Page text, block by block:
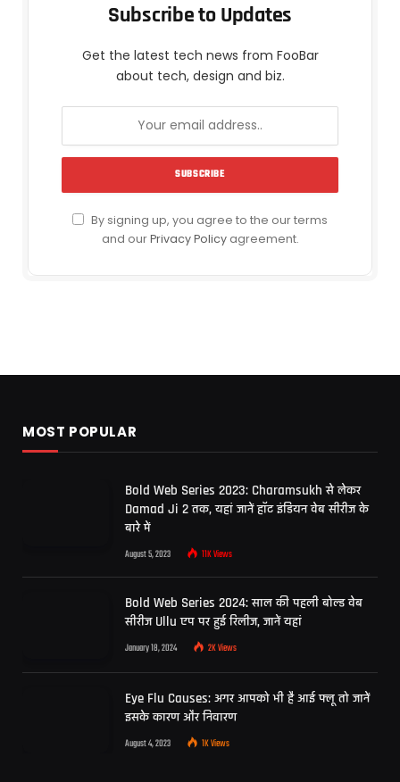
Subscribe to Updates
Get the latest tech news from FooBar
about tech, design and biz.
By signing up, you agree to the our terms
and ourPrivacy Policyagreement.
MOST POPULAR
Bold Web Series 2023: Charamsukh से लेकर
Damad Ji 2 तक, यहां जानें हॉट इंडियन वेब सीरीज के
बारे में
August 5, 2023 11KViews
Bold Web Series 2024: साल की पहली बोल्ड वेब
सीरीज Ullu एप पर हुई रिलीज, जानें यहां
January 18, 2024 2KViews
Eye Flu Causes: अगर आपको भी है आई फ्लू तो जानें
इसके कारण और निवारण
August 4, 2023 1KViews